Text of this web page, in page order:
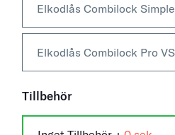
Elkodlås Combilock
Elkodlås Combilock Pro
Tillbehör